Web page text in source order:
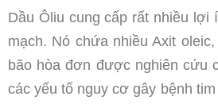
Dầu Ôliu cung cấp rất nhiều lợi
mạch. Nó chứa nhiều Axit
bão hòa đơn được nghiên cứu
các yếu tố nguy cơ gây bệnh